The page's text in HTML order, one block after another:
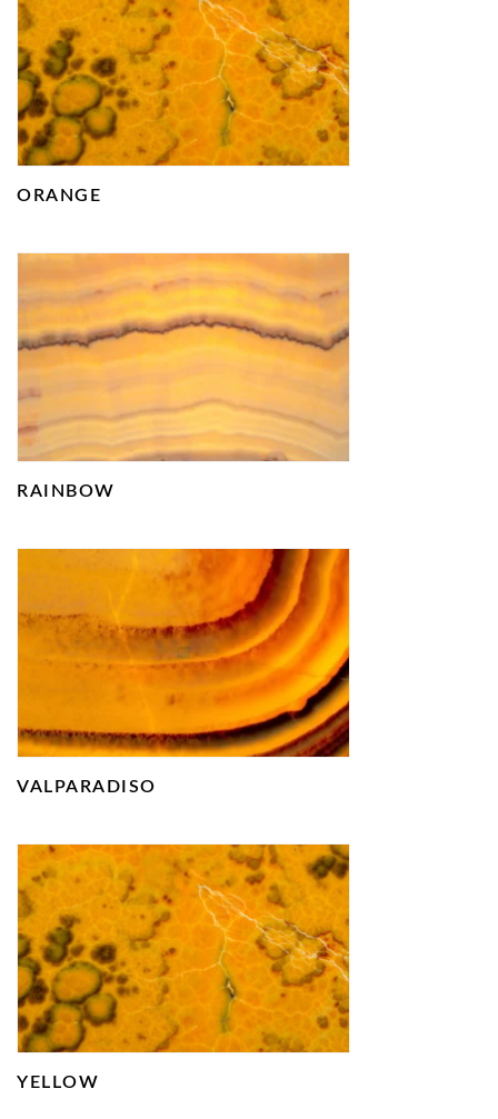
ORANGE
RAINBOW
VALPARADISO
YELLOW